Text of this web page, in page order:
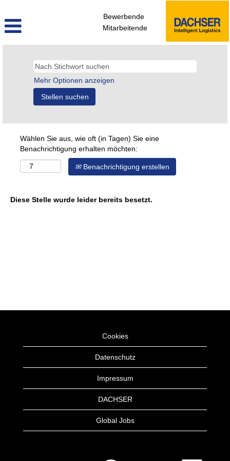
Bewerbende
Mitarbeitende
Mehr Optionen anzeigen
Wählen Sie aus, wie oft (in Tagen) Sie eine
Benachrichtigung erhalten möchten:
Benachrichtigung erstellen
Diese Stelle wurde leider bereits besetzt.
Cookies
Datenschutz
Impressum
DACHSER
Global Jobs